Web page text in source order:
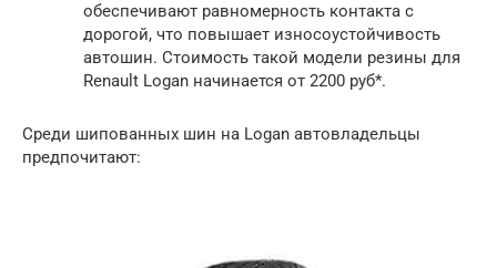
обеспечивают равномерность контакта с
дорогой, что повышает износоустойчивость
автошин. Стоимость такой модели резины для
Renault Logan начинается от 2200 руб*.
Среди шипованных шин на Logan автовладельцы
предпочитают: